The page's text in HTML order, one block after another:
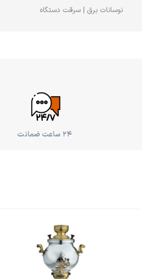
نوسانات برق | سرقت دستگاه
۲۴ ساعت ضمانت